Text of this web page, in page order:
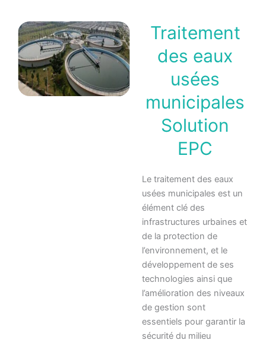
Traitement
des eaux
usées
municipales
Solution
EPC
Le traitement des eaux
usées municipales est un
élément clé des
infrastructures urbaines et
de la protection de
l’environnement, et le
développement de ses
technologies ainsi que
l’amélioration des niveaux
de gestion sont
essentiels pour garantir la
sécurité du milieu